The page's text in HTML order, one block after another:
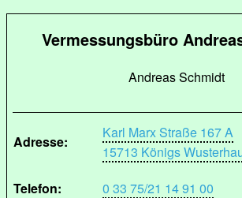
Vermessungsbüro
Andreas Schmidt
Adresse:
Karl Marx Straße 167 A
15713 Königs
Telefon:
0 33 75/21 14 91 00